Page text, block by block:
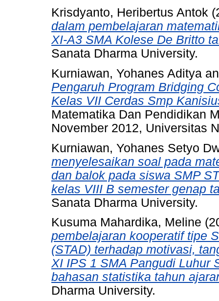
Krisdyanto, Heribertus Antok
dalam pembelajaran
XI-A3 SMA Kolese De Britto
Sanata Dharma University.
Kurniawan, Yohanes Aditya
Pengaruh Program Bridging
Kelas VII Cerdas Smp
Matematika Dan Pendidikan
November 2012, Universitas
Kurniawan, Yohanes Setyo
menyelesaikan soal pada
dan balok pada siswa SMP
kelas VIII B semester genap
Sanata Dharma University.
Kusuma Mahardika, Meline
pembelajaran kooperatif tipe
(STAD) terhadap motivasi,
XI IPS 1 SMA Pangudi Luhur
bahasan statistika tahun
Dharma University.